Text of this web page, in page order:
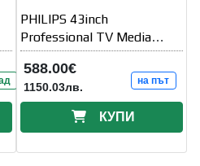
PHILIPS 43inch
Professional TV Media
Suite Android
588.00€
1150.03лв. на път
КУПИ